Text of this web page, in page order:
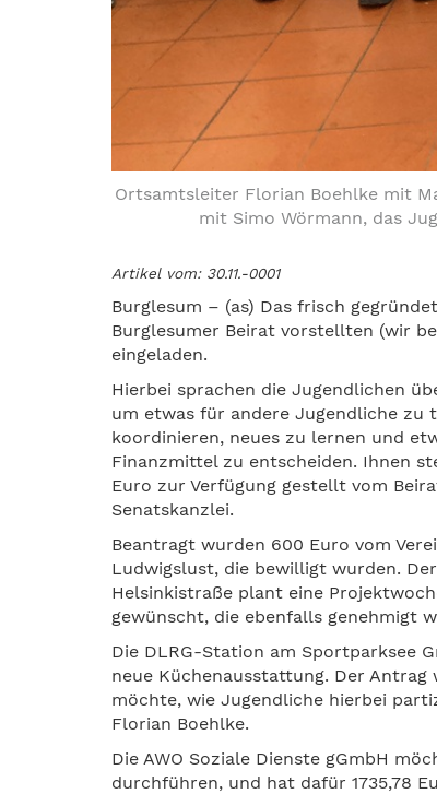
Ortsamtsleiter Florian Boehlke mit
mit Simo Wörmann, das
Artikel vom: 30.11.-0001
Burglesum – (as) Das frisch
Burglesumer Beirat vorstellten (wir
eingeladen.
Hierbei sprachen die Jugendlichen
um etwas für andere Jugendliche zu
koordinieren, neues zu lernen und
Finanzmittel zu entscheiden. Ihnen
Euro zur Verfügung gestellt vom
Senatskanzlei.
Beantragt wurden 600 Euro vom
Ludwigslust, die bewilligt wurden.
Helsinkistraße plant eine
gewünscht, die ebenfalls genehmigt
Die DLRG-Station am Sportparksee
neue Küchenausstattung. Der
möchte, wie Jugendliche hierbei
Florian Boehlke.
Die AWO Soziale Dienste gGmbH
durchführen, und hat dafür 1735,78